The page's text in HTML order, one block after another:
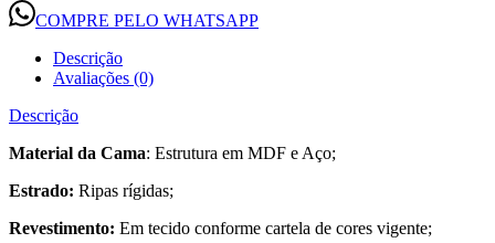
COMPRE PELO WHATSAPP
Descrição
Avaliações (0)
Descrição
Material da Cama: Estrutura em MDF e Aço;
Estrado: Ripas rígidas;
Revestimento: Em tecido conforme cartela de cores vigente;